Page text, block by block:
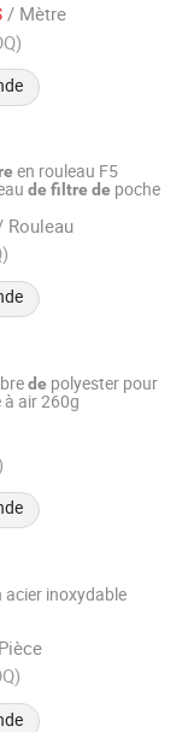
/ Mètre
en rouleau F5
de filtre de poche
Rouleau
de polyester pour
air 260g
acier inoxydable